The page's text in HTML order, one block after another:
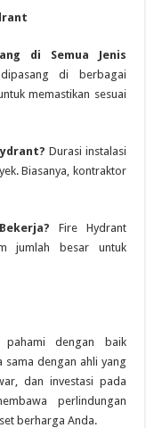
di Semua Jenis
di berbagai
memastikan sesuai
Durasi instalasi
Biasanya, kontraktor
Fire Hydrant
jumlah besar untuk
pahami dengan baik
sama dengan ahli yang
dan investasi pada
perlindungan
berharga Anda.